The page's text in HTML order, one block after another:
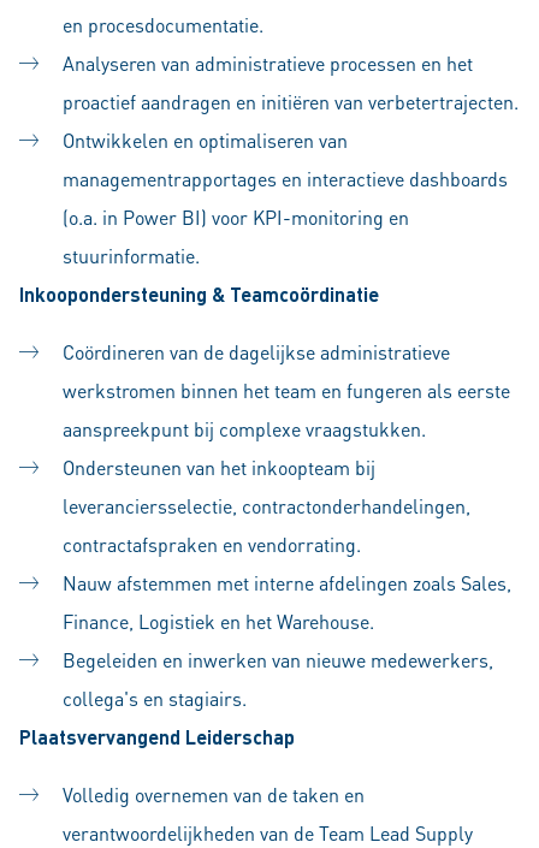
en procesdocumentatie.
Analyseren van administratieve processen en het
proactief aandragen en initiëren van verbetertrajecten.
Ontwikkelen en optimaliseren van
managementrapportages en interactieve dashboards
(o.a. in Power BI) voor KPI-monitoring en
stuurinformatie.
Inkoopondersteuning & Teamcoördinatie
Coördineren van de dagelijkse administratieve
werkstromen binnen het team en fungeren als eerste
aanspreekpunt bij complexe vraagstukken.
Ondersteunen van het inkoopteam bij
leveranciersselectie, contractonderhandelingen,
contractafspraken en vendorrating.
Nauw afstemmen met interne afdelingen zoals Sales,
Finance, Logistiek en het Warehouse.
Begeleiden en inwerken van nieuwe medewerkers,
collega's en stagiairs.
Plaatsvervangend Leiderschap
Volledig overnemen van de taken en
verantwoordelijkheden van de Team Lead Supply